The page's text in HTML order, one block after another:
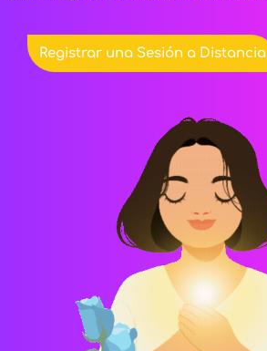
Registrar una Sesión a Distancia